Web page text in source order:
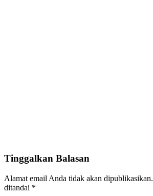
Tinggalkan Balasan
Alamat email Anda tidak akan dipublikasikan.
ditandai *